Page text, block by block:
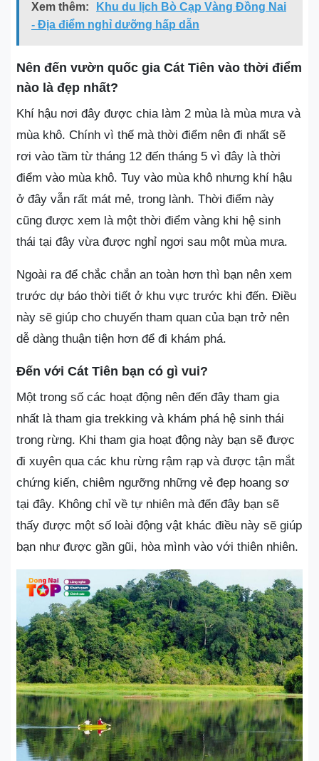
Xem thêm:
Khu du lịch Bò Cạp Vàng Đồng Nai
- Địa điểm nghỉ dưỡng hấp dẫn
Nên đến vườn quốc gia Cát Tiên vào thời điểm
nào là đẹp nhất?
Khí hậu nơi đây được chia làm 2 mùa là mùa mưa và
mùa khô. Chính vì thế mà thời điểm nên đi nhất sẽ
rơi vào tầm từ tháng 12 đến tháng 5 vì đây là thời
điểm vào mùa khô. Tuy vào mùa khô nhưng khí hậu
ở đây vẫn rất mát mẻ, trong lành. Thời điểm này
cũng được xem là một thời điểm vàng khi hệ sinh
thái tại đây vừa được nghỉ ngơi sau một mùa mưa.
Ngoài ra để chắc chắn an toàn hơn thì bạn nên xem
trước dự báo thời tiết ở khu vực trước khi đến. Điều
này sẽ giúp cho chuyến tham quan của bạn trở nên
dễ dàng thuận tiện hơn để đi khám phá.
Đến với Cát Tiên bạn có gì vui?
Một trong số các hoạt động nên đến đây tham gia
nhất là tham gia trekking và khám phá hệ sinh thái
trong rừng. Khi tham gia hoạt động này bạn sẽ được
đi xuyên qua các khu rừng rậm rạp và được tận mắt
chứng kiến, chiêm ngưỡng những vẻ đẹp hoang sơ
tại đây. Không chỉ về tự nhiên mà đến đây bạn sẽ
thấy được một số loài động vật khác điều này sẽ giúp
bạn như được gần gũi, hòa mình vào với thiên nhiên.